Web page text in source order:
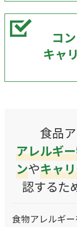
コ
キャ
食品
アレルギ
ンやキャリ
認するた
食物アレルギー